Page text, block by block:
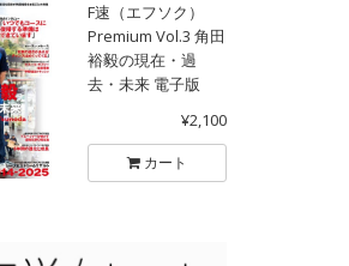
F速（エフソク）
Premium Vol.3 角田
裕毅の現在・過
去・未来 電子版
¥2,100
カート